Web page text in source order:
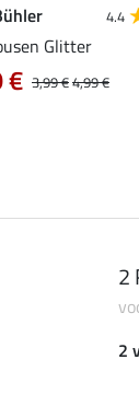
4.4
Glitter
3,99 €4,99 €
€
2
2